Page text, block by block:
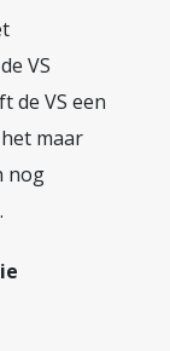
VS
de VS een
maar
nog
.